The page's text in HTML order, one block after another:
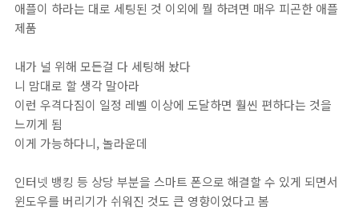
애플이 하라는 대로 세팅된 것 이외에 뭘 하려면 매우 피곤한 애플
제품
내가 널 위해 모든걸 다 세팅해 놨다
니 맘대로 할 생각 말아라
이런 우격다짐이 일정 레벨 이상에 도달하면 훨씬 편하다는 것을
느끼게 됨
이게 가능하다니, 놀라운데
인터넷 뱅킹 등 상당 부분을 스마트 폰으로 해결할 수 있게 되면서
윈도우를 버리기가 쉬워진 것도 큰 영향이었다고 봄